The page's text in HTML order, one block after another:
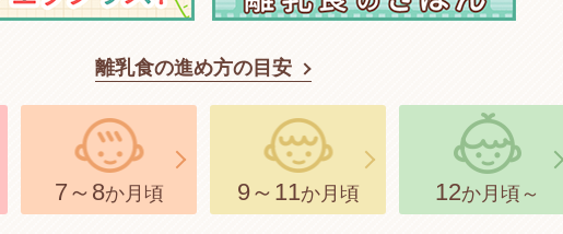
離乳食の進め方の目安
7～8か月頃 9～11か月頃 12か月頃～